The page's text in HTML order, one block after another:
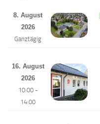
8. August
2026
Ganztägig
16. August
2026
10:00 -
14:00